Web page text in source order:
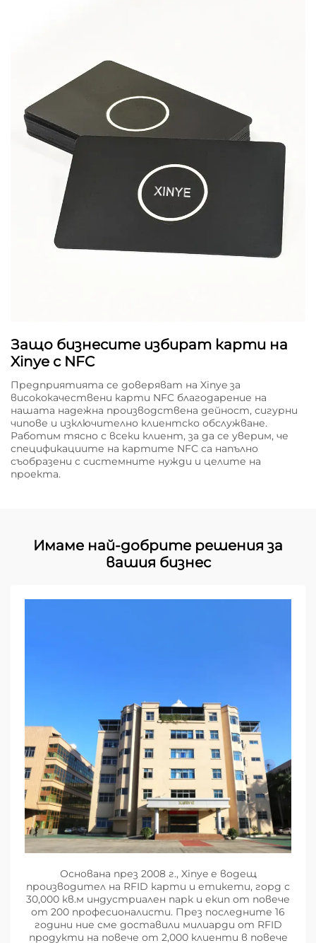
Защо бизнесите избират карти на
Xinye с NFC
Предприятията се доверяват на Xinye за
висококачествени карти NFC благодарение на
нашата надежна производствена дейност, сигурни
чипове и изключително клиентско обслужване.
Работим тясно с всеки клиент, за да се уверим, че
спецификациите на картите NFC са напълно
съобразени с системните нужди и целите на
проекта.
Имаме най-добрите решения за
вашия бизнес
Основана през 2008 г., Xinye е водещ
производител на RFID карти и етикети, горд с
30,000 кв.м индустриален парк и екип от повече
от 200 професионалисти. През последните 16
години ние сме доставили милиарди от RFID
продукти на повече от 2,000 клиенти в повече